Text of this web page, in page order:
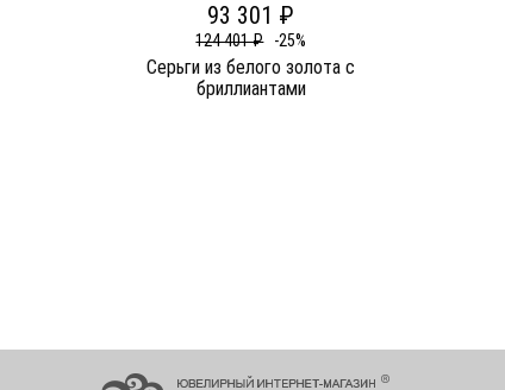
93 301 ₽
124 401 ₽ -25%
Серьги из белого золота c
бриллиантами